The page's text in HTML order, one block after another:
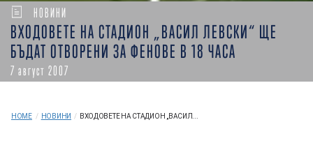
НОВИНИ
ВХОДОВЕТЕ НА СТАДИОН „ВАСИЛ ЛЕВСКИ“ ЩЕ
БЪДАТ ОТВОРЕНИ ЗА ФЕНОВЕ В 18 ЧАСА
7 август 2007
HOME / НОВИНИ / ВХОДОВЕТЕ НА СТАДИОН „ВАСИЛ...